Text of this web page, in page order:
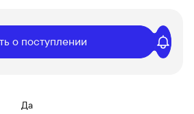
о поступлении
Да